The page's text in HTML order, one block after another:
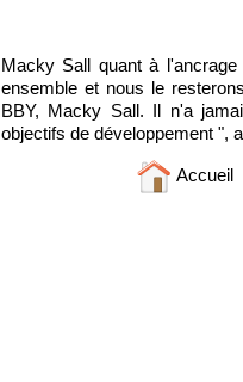
Macky Sall quant à
ensemble et nous le
BBY, Macky Sall. Il n'a
objectifs de développement ",
Accueil